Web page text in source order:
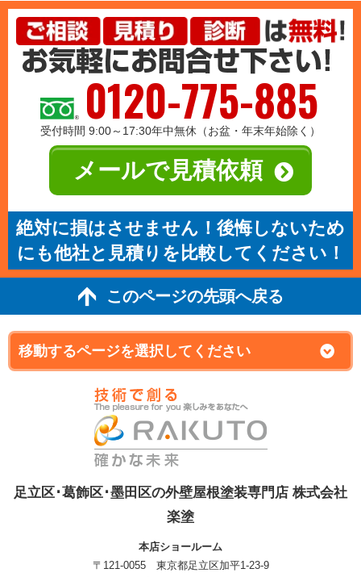
0120-775-885
受付時間 9:00～17:30年中無休（お盆・年末年始除く）
メールで見積依頼
絶対に損はさせません！後悔しないため
にも他社と見積りを比較してください！
このページの先頭へ戻る
足立区･葛飾区･墨田区の外壁屋根塗装専門店 株式会社
楽塗
本店ショールーム
〒121-0055 東京都足立区加平1-23-9